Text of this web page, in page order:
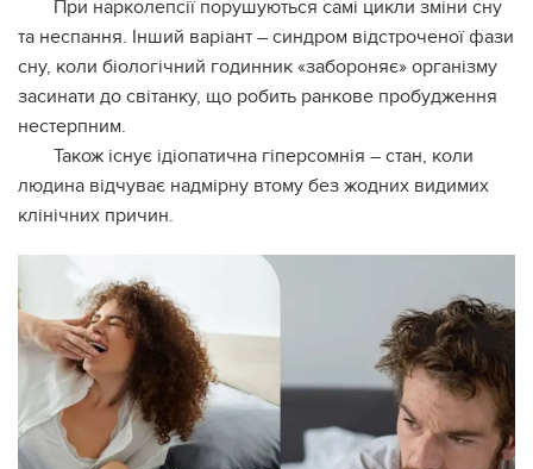
При нарколепсії порушуються самі цикли зміни сну
та неспання. Інший варіант – синдром відстроченої фази
сну, коли біологічний годинник «забороняє» організму
засинати до світанку, що робить ранкове пробудження
нестерпним.
Також існує ідіопатична гіперсомнія – стан, коли
людина відчуває надмірну втому без жодних видимих
клінічних причин.